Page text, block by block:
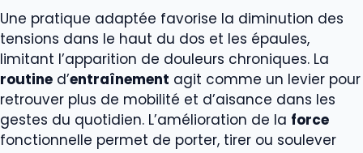
Une pratique adaptée favorise la diminution des
tensions dans le haut du dos et les épaules,
limitant l’apparition de douleurs chroniques. La
routine d’entraînement agit comme un levier pour
retrouver plus de mobilité et d’aisance dans les
gestes du quotidien. L’amélioration de la force
fonctionnelle permet de porter, tirer ou soulever